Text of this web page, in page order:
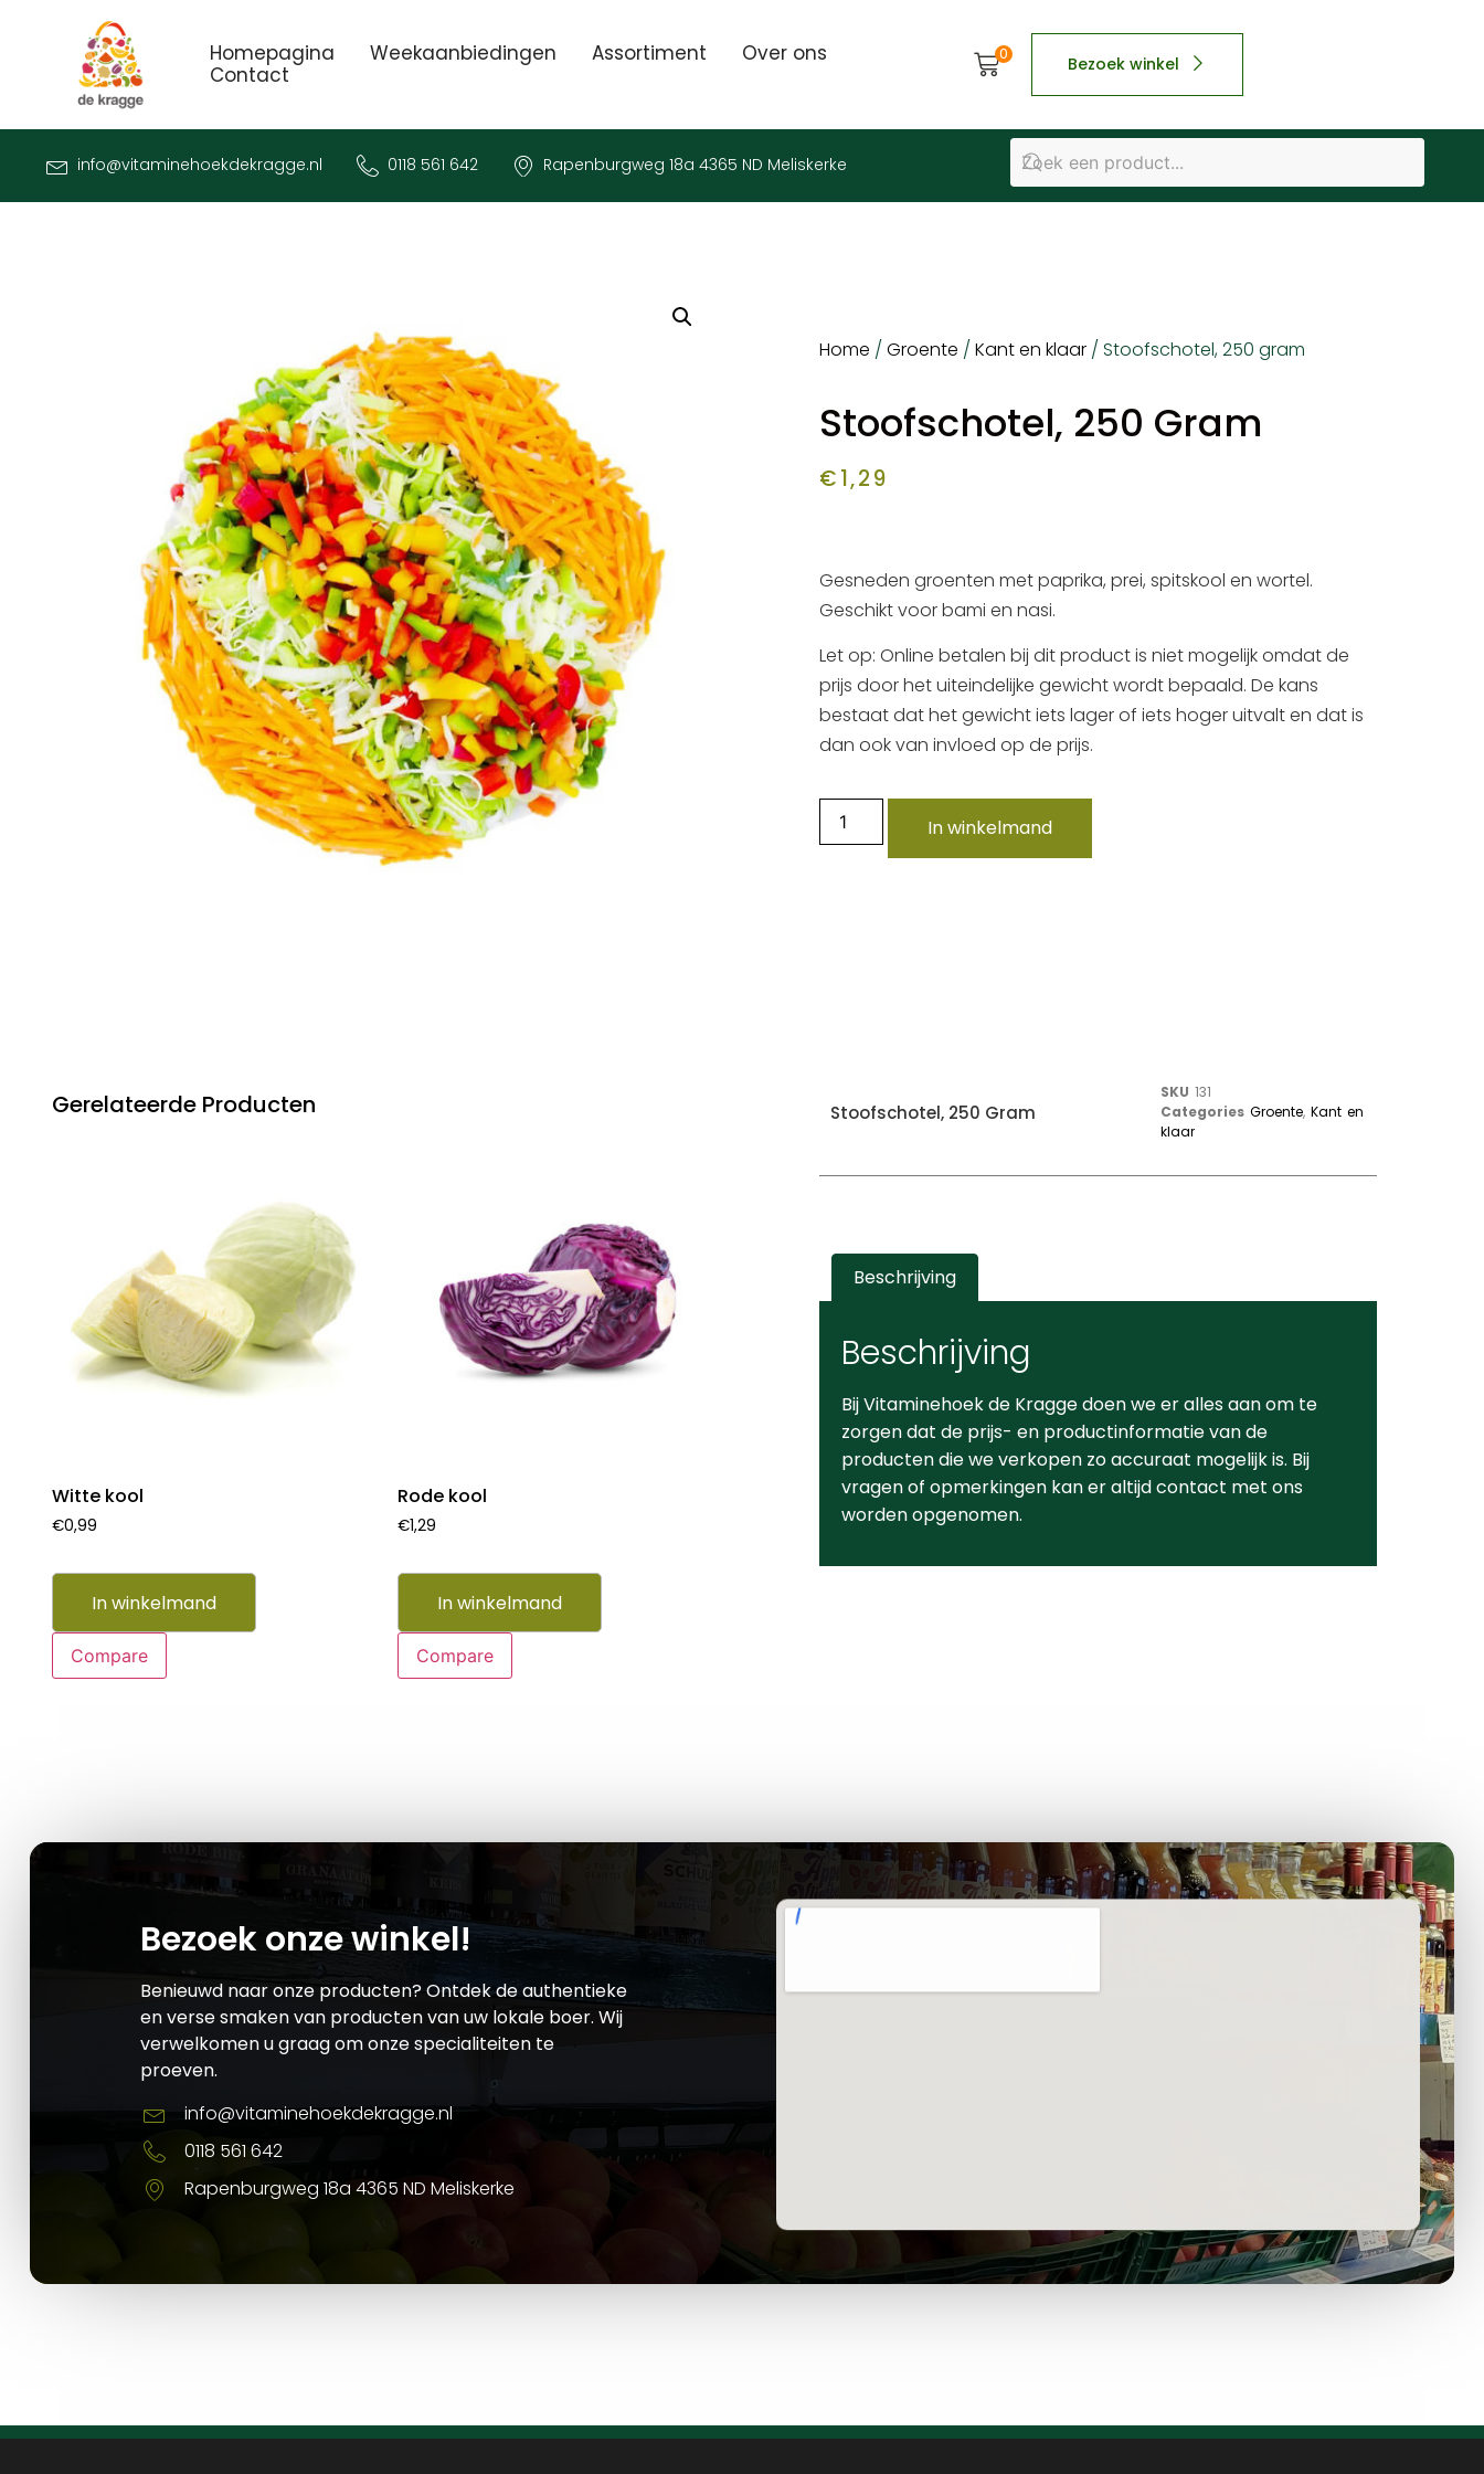
Homepagina Weekaanbiedingen Assortiment
Over ons
Contact
0 Bezoek winkel
info@vitaminehoekdekragge.nl 0118 561 642 Rapenburgweg 18a 4365 ND Meliskerke
Home /Groente /Kant en klaar / Stoofschotel, 250 gram
Stoofschotel, 250 Gram
€1,29
Gesneden groenten met paprika, prei, spitskool en wortel.
Geschikt voor bami en nasi.
Let op: Online betalen bij dit product is niet mogelijk omdat de
prijs door het uiteindelijke gewicht wordt bepaald. De kans
bestaat dat het gewicht iets lager of iets hoger uitvalt en dat is
dan ook van invloed op de prijs.
In winkelmand
Gerelateerde Producten
Witte kool
€0,99
In winkelmand
Compare
Rode kool
€1,29
In winkelmand
Compare
Stoofschotel, 250 Gram
SKU131
Categories Groente,Kant en
klaar
Beschrijving
Beschrijving
Bij Vitaminehoek de Kragge doen we er alles aan om te
zorgen dat de prijs- en productinformatie van de
producten die we verkopen zo accuraat mogelijk is. Bij
vragen of opmerkingen kan er altijd contact met ons
worden opgenomen.
Bezoek onze winkel!
Benieuwd naar onze producten? Ontdek de authentieke
en verse smaken van producten van uw lokale boer. Wij
verwelkomen u graag om onze specialiteiten te
proeven.
info@vitaminehoekdekragge.nl
0118 561 642
Rapenburgweg 18a 4365 ND Meliskerke